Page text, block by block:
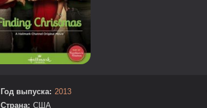
Год выпуска: 2013
Страна: США